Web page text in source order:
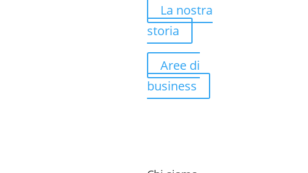
La nostra
storia
Aree di
business